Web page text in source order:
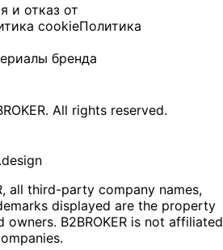
и отказ от
cookieПолитика
бренда
All rights reserved.
all third-party company names,
displayed are the property
B2BROKER is not affiliated